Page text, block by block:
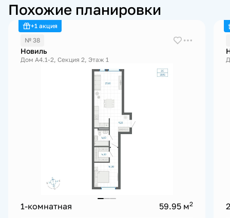
Похожие планировки
+1 акция
№ 38
Новиль
Дом А4.1-2, Секция 2, Этаж 1
1-комнатная 59.95 м2